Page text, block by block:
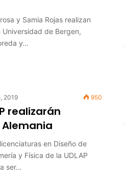
y Samia Rojas realizan
de Bergen,
y…
2019 950
realizarán
en Diseño de
y Física de la UDLAP
ser…